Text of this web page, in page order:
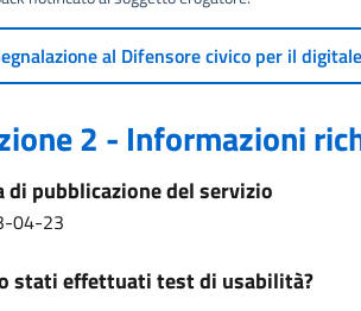
al Difensore civico per il digitale
2 - Informazioni
di pubblicazione del servizio
04-23
stati effettuati test di usabilità?